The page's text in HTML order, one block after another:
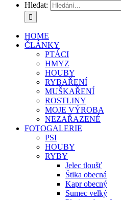
Hledat:
HOME
ČLÁNKY
PTÁCI
HMYZ
HOUBY
RYBAŘENÍ
MUŠKAŘENÍ
ROSTLINY
MOJE VÝROBA
NEZAŘAZENÉ
FOTOGALERIE
PSI
HOUBY
RYBY
Jelec tloušť
Štika obecná
Kapr obecný
Sumec velký